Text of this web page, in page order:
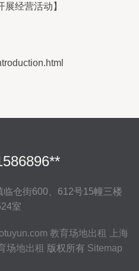
经营活动】
仓街600、612号15幢三楼
室
教育场地出租
上海
场地出租 版权所有 Sitemap